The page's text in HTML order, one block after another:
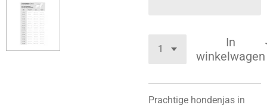
In
winkelwagen
Prachtige hondenjas in